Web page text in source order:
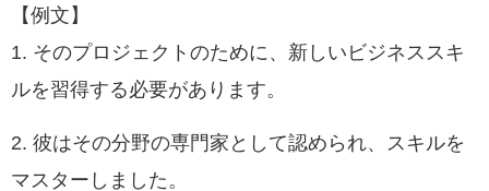
【例文】
1. そのプロジェクトのために、新しいビジネススキ
ルを習得する必要があります。
2. 彼はその分野の専門家として認められ、スキルを
マスターしました。